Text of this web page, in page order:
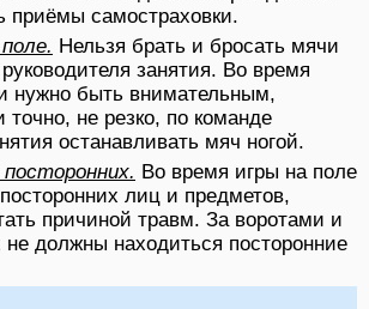
приёмы самостраховки.
Нельзя брать и бросать мячи
занятия. Во время
нужно быть внимательным,
точно, не резко, по команде
останавливать мяч ногой.
Во время игры на поле
лиц и предметов,
причиной травм. За воротами и
должны находиться посторонние